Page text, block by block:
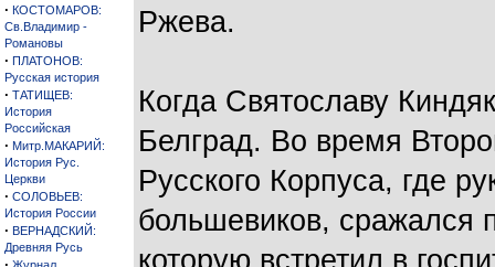
· КОСТОМАРОВ:
Св.Владимир -
Романовы
· ПЛАТОНОВ:
Русская история
· ТАТИЩЕВ:
История
Российская
· Митр.МАКАРИЙ:
История Рус.
Церкви
· СОЛОВЬЕВ:
История России
· ВЕРНАДСКИЙ:
Древняя Русь
Ржева.
Когда Святославу
Белград. Во время
Русского Корпуса, где
большевиков, сражался
которую встретил в